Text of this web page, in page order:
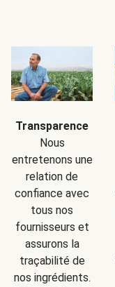
Transparence
Nous
entretenons une
relation de
confiance avec
tous nos
fournisseurs et
assurons la
traçabilité de
nos ingrédients.